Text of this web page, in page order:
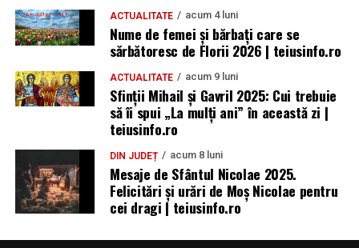
-La Mulţi Ani, Elena! Sper să se spargă conducta fericirii
pe strada vieţii tale.
Citeşte întreaga ştire: Mesaje de Sf. Constantin și Elena
– Cele mai frumoase urări și felicitări
-Cele mai frumoase flori, cele mai sincere urări pentru o
zi minunata si un an plin de realizari. La multi ani
infloritori! Îți doresc ca ziua numelui să îți aducă multe
motive de a sărbători. La mulți ani!
-Florile din luna mai să îţi aducă multă iubire în suflet,
ACTUALITATE acum 4 luni
Nume de femei și bărbați care se
sărbătoresc de Florii 2026 | teiusinfo.ro
ACTUALITATE acum 9 luni
Sfinții Mihail și Gavril 2025: Cui trebuie
să îi spui „La mulţi ani” în această zi |
teiusinfo.ro
DIN JUDEȚ acum 8 luni
Mesaje de Sfântul Nicolae 2025.
Felicitări și urări de Moș Nicolae pentru
cei dragi | teiusinfo.ro